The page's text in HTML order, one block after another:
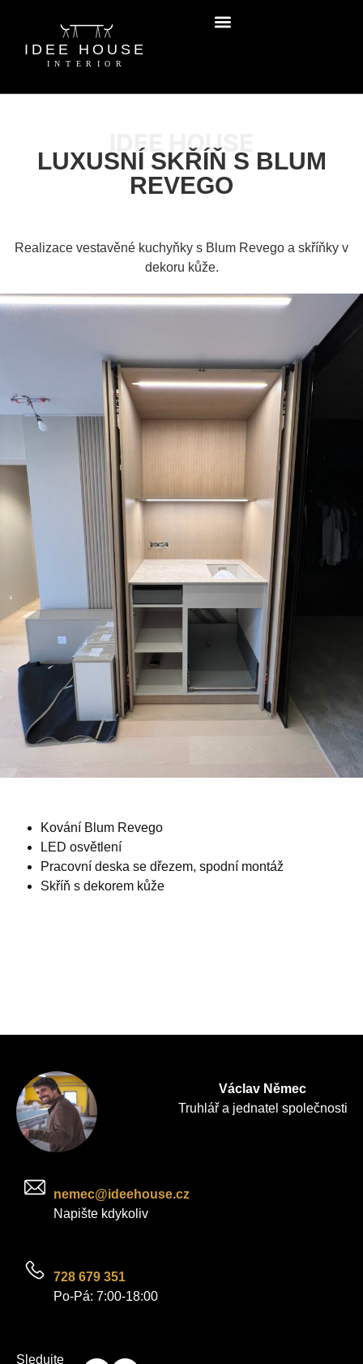
IDEE HOUSE
LUXUSNÍ SKŘÍŇ S BLUM
REVEGO
Realizace vestavěné kuchyňky s Blum Revego a skříňky v
dekoru kůže.
Kování Blum Revego
LED osvětlení
Pracovní deska se dřezem, spodní montáž
Skříň s dekorem kůže
Václav Němec
Truhlář a jednatel společnosti
nemec@ideehouse.cz
Napište kdykoliv
728 679 351
Po-Pá: 7:00-18:00
Sledujte